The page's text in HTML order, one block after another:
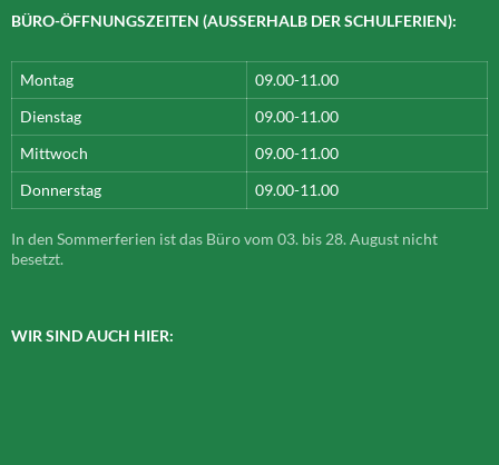
BÜRO-ÖFFNUNGSZEITEN (AUSSERHALB DER SCHULFERIEN):
Montag
09.00-11.00
Dienstag
09.00-11.00
Mittwoch
09.00-11.00
Donnerstag
09.00-11.00
In den Sommerferien ist das Büro vom 03. bis 28. August nicht
besetzt.
WIR SIND AUCH HIER: